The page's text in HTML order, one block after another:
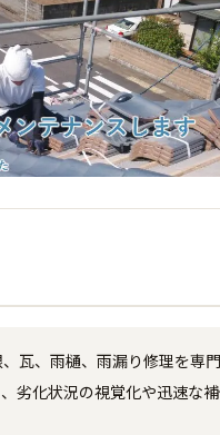
瓦、雨樋、雨漏り修理を
劣化状況の視覚化や迅速